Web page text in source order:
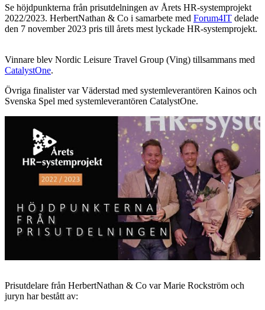
Se höjdpunkterna från prisutdelningen av Årets HR-systemprojekt
2022/2023. HerbertNathan & Co i samarbete med Forum4IT delade
den 7 november 2023 pris till årets mest lyckade HR-systemprojekt.
Vinnare blev Nordic Leisure Travel Group (Ving) tillsammans med
CatalystOne.
Övriga finalister var Väderstad med systemleverantören Kainos och
Svenska Spel med systemleverantören CatalystOne.
Prisutdelare från HerbertNathan & Co var Marie Rockström och
juryn har bestått av: